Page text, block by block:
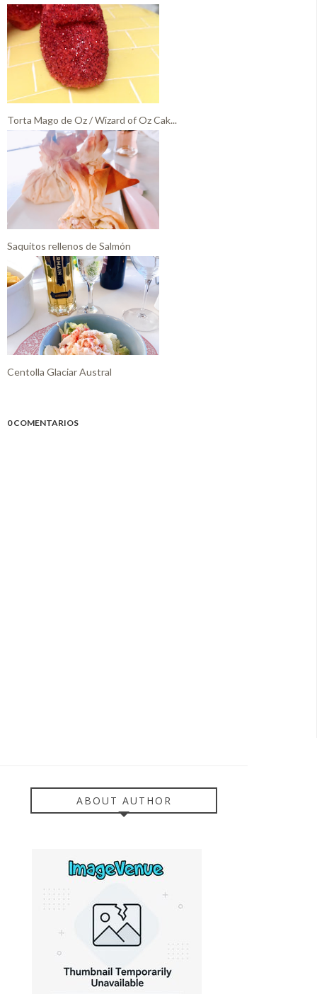
Torta Mago de Oz / Wizard of Oz Cak...
Saquitos rellenos de Salmón
Centolla Glaciar Austral
0 COMENTARIOS
ABOUT AUTHOR